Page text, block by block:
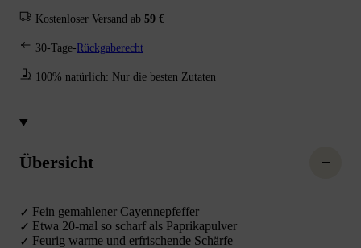
Kostenloser Versand ab 59 €
30-Tage- Rückgaberecht
100% natürlich: Nur die besten Zutaten
Übersicht
Fein gemahlener Cayennepfeffer
Etwa 20-mal so scharf als Paprikapulver
Feurig warme und erfrischende Schärfe